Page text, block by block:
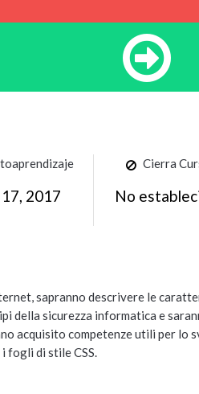
2017
Cierra
No
sapranno descrivere le
della sicurezza informatica e
acquisito competenze utili per lo
fogli di stile CSS.